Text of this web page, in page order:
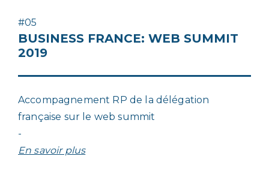
#05
BUSINESS FRANCE: WEB SUMMIT
2019
Accompagnement RP de la délégation
française sur le web summit
-
En savoir plus